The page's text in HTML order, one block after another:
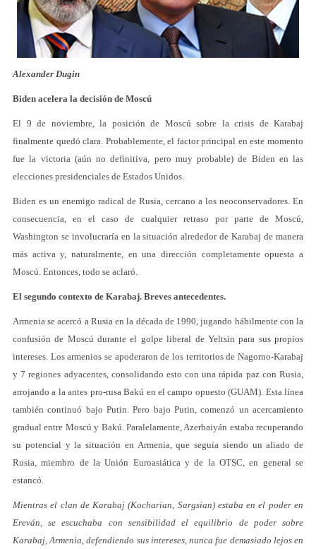
Alexander Dugin
Biden acelera la decisión de Moscú
El 9 de noviembre, la posición de Moscú sobre la crisis de Karabaj
finalmente quedó clara. Probablemente, el factor principal en este momento
fue la victoria (aún no definitiva, pero muy probable) de Biden en las
elecciones presidenciales de Estados Unidos.
Biden es un enemigo radical de Rusia, cercano a los neoconservadores. En
consecuencia, en el caso de cualquier retraso por parte de Moscú,
Washington se involucraría en la situación alrededor de Karabaj de manera
más activa y, naturalmente, en una dirección completamente opuesta a
Moscú. Entonces, todo se aclaró.
El segundo contexto de Karabaj. Breves antecedentes.
Armenia se acercó a Rusia en la década de 1990, jugando hábilmente con la
confusión de Moscú durante el golpe liberal de Yeltsin para sus propios
intereses. Los armenios se apoderaron de los territorios de Nagorno-Karabaj
y 7 regiones adyacentes, consolidando esto con una rápida paz con Rusia,
arrojando a la antes pro-rusa Bakú en el campo opuesto (GUAM). Esta línea
también continuó bajo Putin. Pero bajo Putin, comenzó un acercamiento
gradual entre Moscú y Bakú. Paralelamente, Azerbaiyán estaba recuperando
su potencial y la situación en Armenia, que seguía siendo un aliado de
Rusia, miembro de la Unión Euroasiática y de la OTSC, en general se
estancó.
Mientras el clan de Karabaj (Kocharian, Sargsian) estaba en el poder en
Ereván, se escuchaba con sensibilidad el equilibrio de poder sobre
Karabaj, Armenia, defendiendo sus intereses, nunca fue demasiado lejos en